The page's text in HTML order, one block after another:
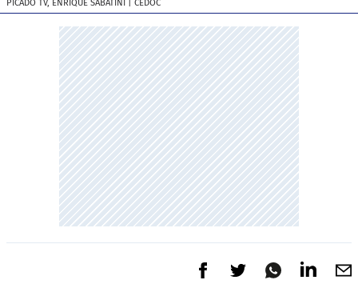
PICADO TV, ENRIQUE SABATINI | CEDOC